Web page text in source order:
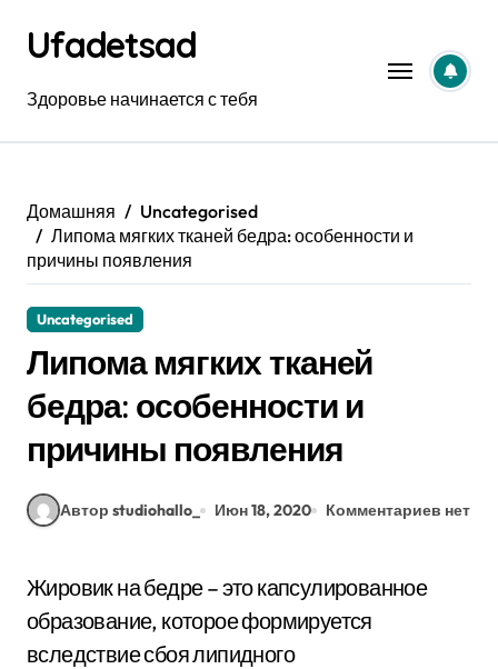
содержанию
Ufadetsad
Здоровье начинается с тебя
Домашняя
Uncategorised
Липома мягких тканей бедра: особенности и
причины появления
Uncategorised
Липома мягких тканей
бедра: особенности и
причины появления
Автор studiohallo_ Июн 18, 2020 Комментариев нет
Жировик на бедре – это капсулированное
образование, которое формируется
вследствие сбоя липидного